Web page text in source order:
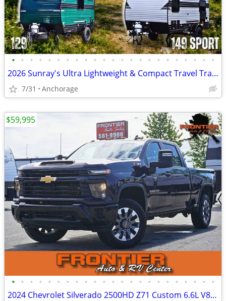
• • • • • • • • • • • • • • • • • • • • • • •
2026 Sunray's Ultra Lightweight & Compact Travel Trailers
7/31 Anchorage
• • • • • • • • • • • • • • • • • • • • • • •
2024 Chevrolet Silverado 2500HD Z71 Custom 6.6L V8 Duramax 4X4 Diesel
$59,995